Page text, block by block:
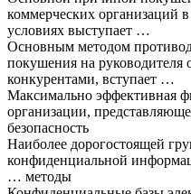
коммерческих организаций
условиях выступает …
Основным методом
покушения на руководителя
конкурентами, вступает …
Максимально эффективная
организации,
безопасность
Наиболее дорогостоящей
конфиденциальной
… методы